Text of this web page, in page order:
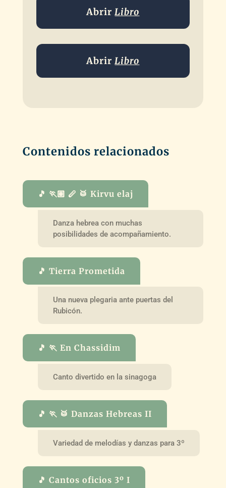
AbrirLibro
AbrirLibro
Contenidos relacionados
🎵 🏃🏽 🪈 🥁 Kirvu elaj
Danza hebrea con muchas
posibilidades de acompañamiento.
🎵 Tierra Prometida
Una nueva plegaria ante puertas del
Rubicón.
🎵 🏃 En Chassidim
Canto divertido en la sinagoga
🎵 🏃 🥁 Danzas Hebreas II
Variedad de melodías y danzas para 3º
🎵 Cantos oficios 3º I